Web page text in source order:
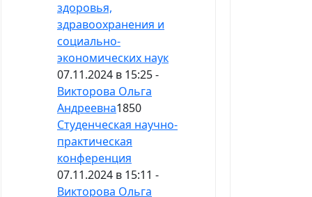
здоровья,
здравоохранения и
социально-
экономических наук
07.11.2024 в 15:25 -
Викторова Ольга
Андреевна1850
Студенческая научно-
практическая
конференция
07.11.2024 в 15:11 -
Викторова Ольга